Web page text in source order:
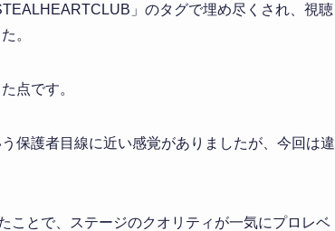
」のタグで埋め尽くされ、視聴
。
点です。
保護者目線に近い感覚がありましたが、今回は違
ことで、ステージのクオリティが一気にプロレベ